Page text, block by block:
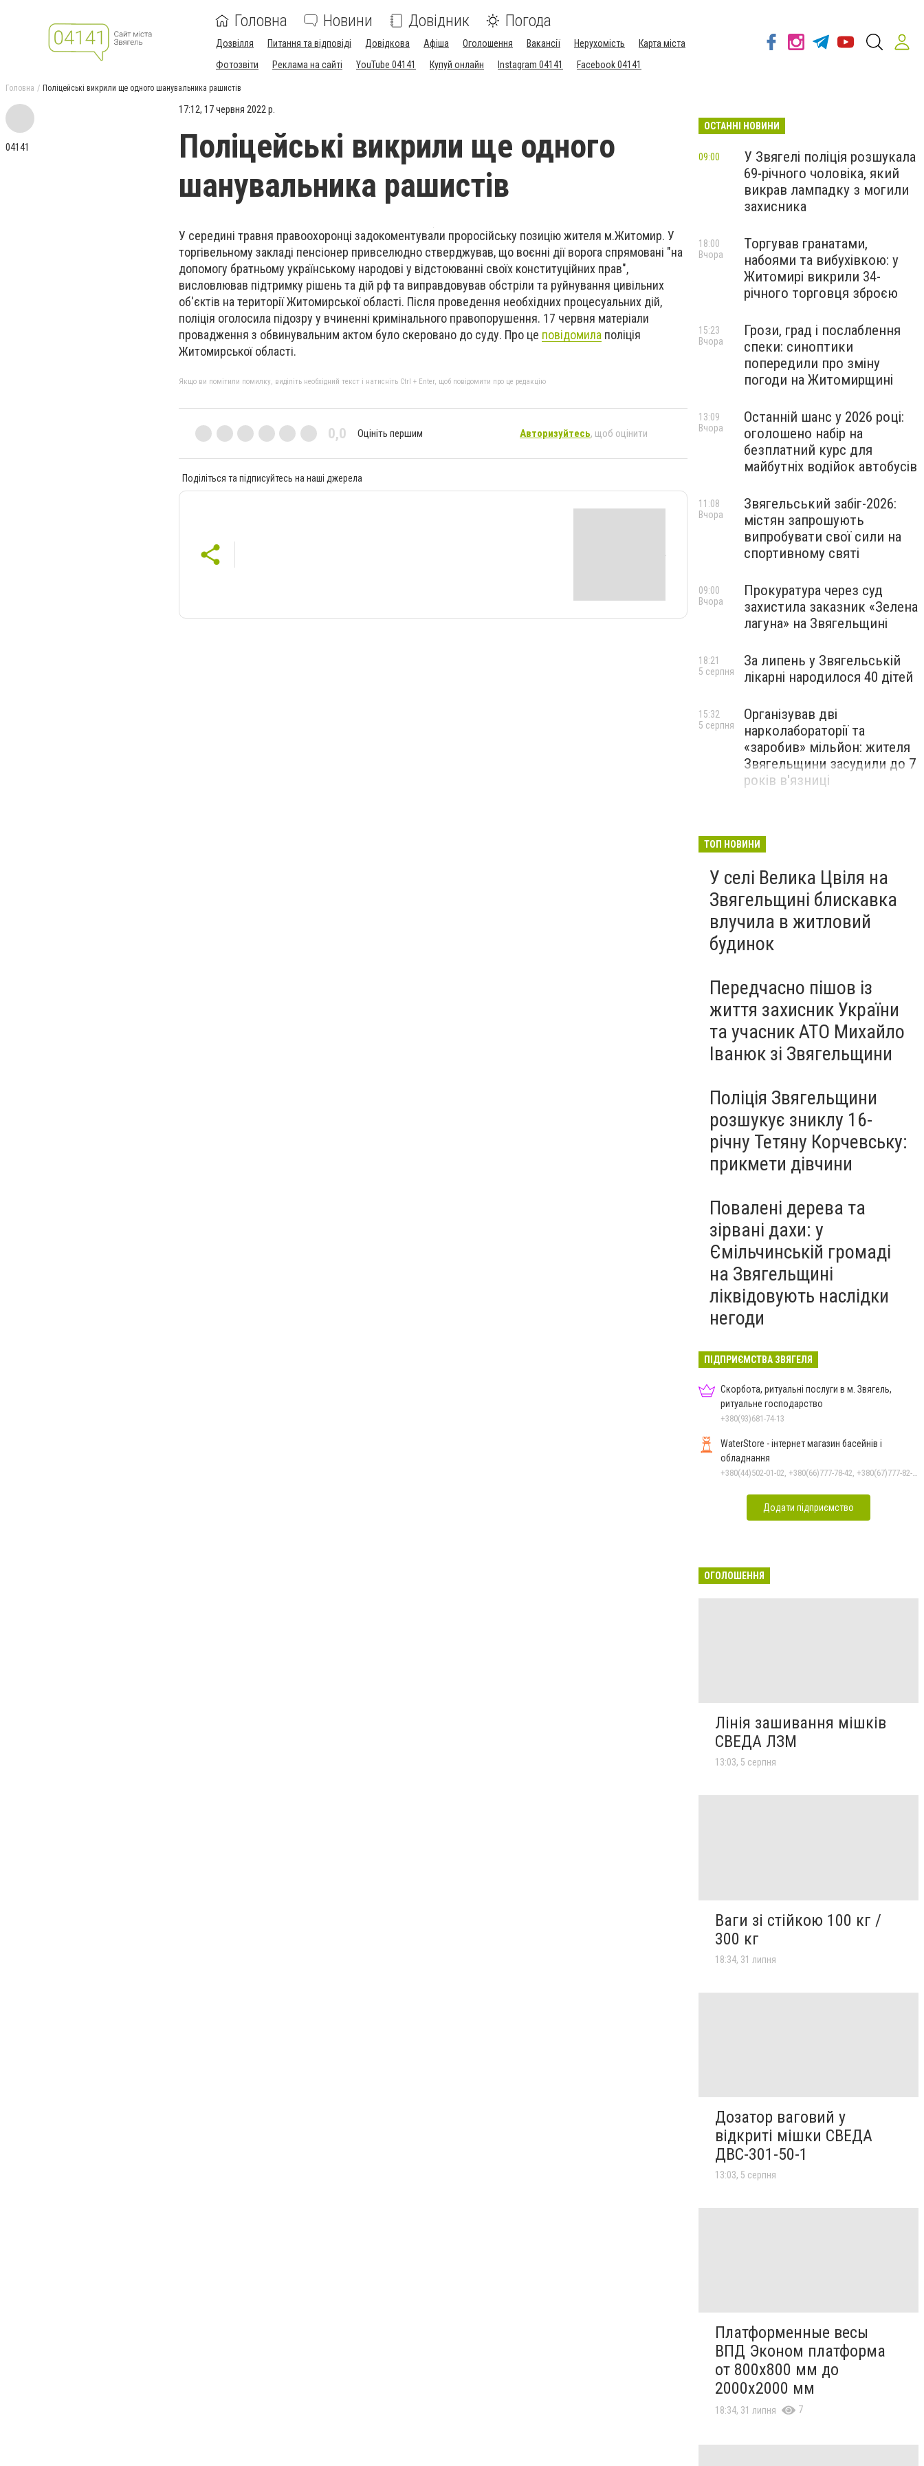
Головна Новини Довідник Погода
Дозвілля Питання та відповіді Довідкова Афіша Оголошення Вакансії Нерухомість
Карта міста
Фотозвіти
Реклама на сайті YouTube 04141 Купуй онлайн Instagram 04141 Facebook 04141
Головна Поліцейські викрили ще одного шанувальника рашистів
04141
17:12, 17 червня 2022 р.
Поліцейські викрили ще одного
шанувальника рашистів
У середині травня правоохоронці задокоментували проросійську позицію жителя м.Житомир. У
торгівельному закладі пенсіонер привселюдно стверджував, що воєнні дії ворога спрямовані "на
допомогу братньому українському народові у відстоюванні своїх конституційних прав",
висловлював підтримку рішень та дій рф та виправдовував обстріли та руйнування цивільних
об'єктів на території Житомирської області. Після проведення необхідних процесуальних дій,
поліція оголосила підозру у вчиненні кримінального правопорушення. 17 червня матеріали
провадження з обвинувальним актом було скеровано до суду. Про це повідомила поліція
Житомирської області.
Якщо ви помітили помилку, виділіть необхідний текст і натисніть Ctrl + Enter, щоб повідомити про це редакцію
0,0 Оцініть першим Авторизуйтесь, щоб оцінити
Поділіться та підписуйтесь на наші джерела
ОСТАННІ НОВИНИ
У Звягелі поліція розшукала
69-річного чоловіка, який
викрав лампадку з могили
захисника
09:00
Торгував гранатами,
набоями та вибухівкою: у
Житомирі викрили 34-
річного торговця зброєю
18:00
Вчора
Грози, град і послаблення
спеки: синоптики
попередили про зміну
погоди на Житомирщині
15:23
Вчора
Останній шанс у 2026 році:
оголошено набір на
безплатний курс для
майбутніх водійок автобусів
13:09
Вчора
Звягельський забіг-2026:
містян запрошують
випробувати свої сили на
спортивному святі
11:08
Вчора
Прокуратура через суд
захистила заказник «Зелена
лагуна» на Звягельщині
09:00
Вчора
За липень у Звягельській
лікарні народилося 40 дітей
18:21
5 серпня
Організував дві
нарколабораторії та
«заробив» мільйон: жителя
Звягельщини засудили до 7
років в'язниці
15:32
5 серпня
ТОП НОВИНИ
У селі Велика Цвіля на
Звягельщині блискавка
влучила в житловий
будинок
Передчасно пішов із
життя захисник України
та учасник АТО Михайло
Іванюк зі Звягельщини
Поліція Звягельщини
розшукує зниклу 16-
річну Тетяну Корчевську:
прикмети дівчини
Повалені дерева та
зірвані дахи: у
Ємільчинській громаді
на Звягельщині
ліквідовують наслідки
негоди
ПІДПРИЄМСТВА ЗВЯГЕЛЯ
Скорбота, ритуальні послуги в м. Звягель,
ритуальне господарство
+380(93)681-74-13
WaterStore - інтернет магазин басейнів і
обладнання
+380(44)502-01-02, +380(66)777-78-42, +380(67)777-82-19, +380(67)890-80-80, +380(73)890-80-80, +380(44)502-01-03
Додати підприємство
ОГОЛОШЕННЯ
Лінія зашивання мішків
СВЕДА ЛЗМ
13:03, 5 серпня
Ваги зі стійкою 100 кг /
300 кг
18:34, 31 липня
Дозатор ваговий у
відкриті мішки СВЕДА
ДВС-301-50-1
13:03, 5 серпня
Платформенные весы
ВПД Эконом платформа
от 800х800 мм до
2000х2000 мм
18:34, 31 липня 7